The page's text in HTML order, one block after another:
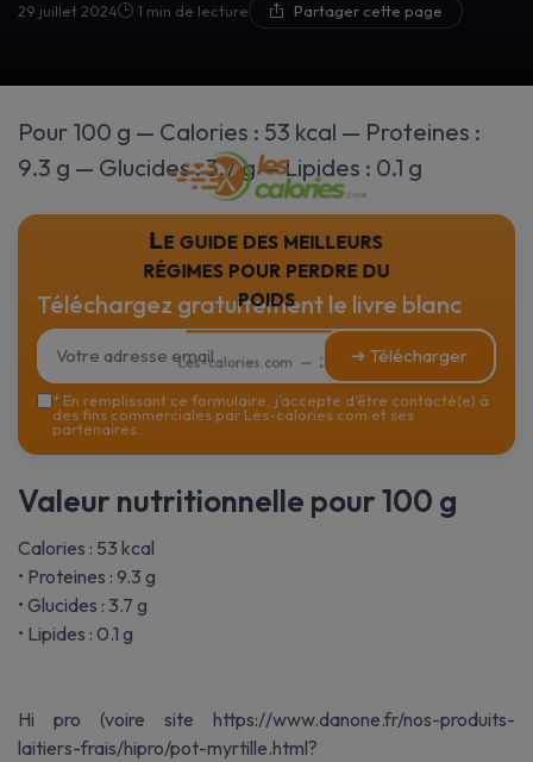
29 juillet 2024 1 min de lecture Partager cette page
Pour 100 g — Calories : 53 kcal — Proteines :
9.3 g — Glucides : 3.7 g — Lipides : 0.1 g
Le guide des meilleurs
régimes pour perdre du
poids
Les-calories.com — 2026
Téléchargez gratuitement le livre blanc
➔ Télécharger
* En remplissant ce formulaire, j’accepte d’être contacté(e) à
des fins commerciales par Les-calories.com et ses
partenaires.
Valeur nutritionnelle pour 100 g
Calories : 53 kcal
• Proteines : 9.3 g
• Glucides : 3.7 g
• Lipides : 0.1 g
Hi pro (voire site https://www.danone.fr/nos-produits-
laitiers-frais/hipro/pot-myrtille.html?